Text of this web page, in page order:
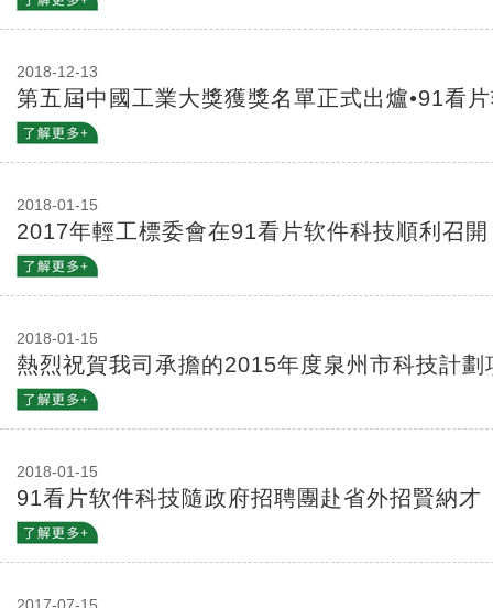
2018-12-13
第五屆中國工業大獎獲獎名單正式出爐•91看
2018-01-15
2017年輕工標委會在91看片软件科技順利召開
2018-01-15
熱烈祝賀我司承擔的2015年度泉州市科技計
牛毛角蛋白的製革專用蛋白填料的研究與開發
2018-01-15
91看片软件科技隨政府招聘團赴省外招賢納才